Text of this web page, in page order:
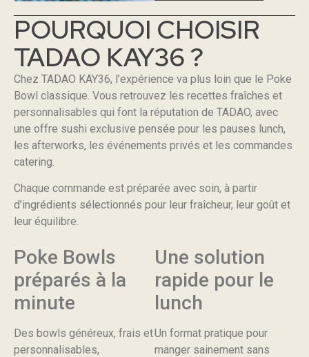
POURQUOI CHOISIR
TADAO KAY36 ?
Chez TADAO KAY36, l’expérience va plus loin que le Poke
Bowl classique. Vous retrouvez les recettes fraîches et
personnalisables qui font la réputation de TADAO, avec
une offre sushi exclusive pensée pour les pauses lunch,
les afterworks, les événements privés et les commandes
catering.
Chaque commande est préparée avec soin, à partir
d’ingrédients sélectionnés pour leur fraîcheur, leur goût et
leur équilibre.
Poke Bowls
préparés à la
minute
Des bowls généreux, frais et
personnalisables,
Une solution
rapide pour le
lunch
Un format pratique pour
manger sainement sans